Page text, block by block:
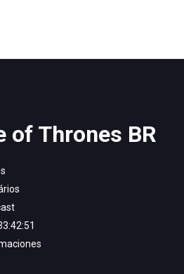
of Thrones BR